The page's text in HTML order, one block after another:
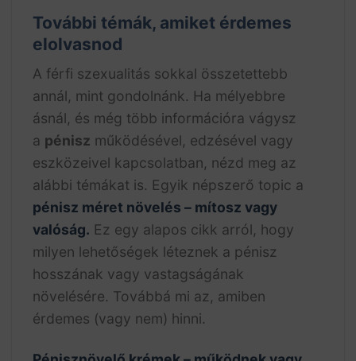
További témák, amiket érdemes
elolvasnod
A férfi szexualitás sokkal összetettebb
annál, mint gondolnánk. Ha mélyebbre
ásnál, és még több információra vágysz
a pénisz működésével, edzésével vagy
eszközeivel kapcsolatban, nézd meg az
alábbi témákat is. Egyik népszerő topic a
pénisz méret növelés – mítosz vagy
valóság. Ez egy alapos cikk arról, hogy
milyen lehetőségek léteznek a pénisz
hosszának vagy vastagságának
növelésére. Továbbá mi az, amiben
érdemes (vagy nem) hinni.